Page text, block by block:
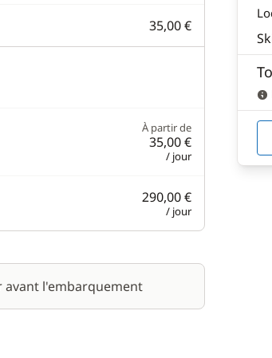
35,00 €
À partir de
35,00 €
/ jour
290,00 €
/ jour
avant l'embarquement